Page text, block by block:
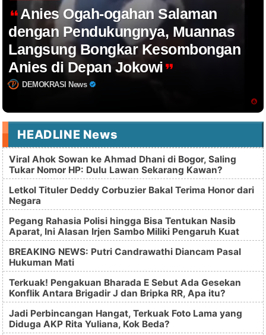
Anies Ogah-ogahan Salaman
dengan Pendukungnya, Muannas
Langsung Bongkar Kesombongan
Anies di Depan Jokowi
DEMOKRASI News
HEADLINE News
Viral Ahok Sowan ke Ahmad Dhani di Bogor, Saling
Tukar Nomor HP: Dulu Lawan Sekarang Kawan?
Letkol Tituler Deddy Corbuzier Bakal Terima Honor dari
Negara
Pegang Rahasia Polisi hingga Bisa Tentukan Nasib
Aparat, Ini Alasan Irjen Sambo Miliki Pengaruh Kuat
BREAKING NEWS: Putri Candrawathi Diancam Pasal
Hukuman Mati
Terkuak! Pengakuan Bharada E Sebut Ada Gesekan
Konflik Antara Brigadir J dan Bripka RR, Apa itu?
Jadi Perbincangan Hangat, Terkuak Foto Lama yang
Diduga AKP Rita Yuliana, Kok Beda?